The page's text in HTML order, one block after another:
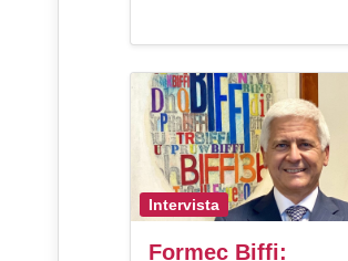
Intervista
Formec Biffi: